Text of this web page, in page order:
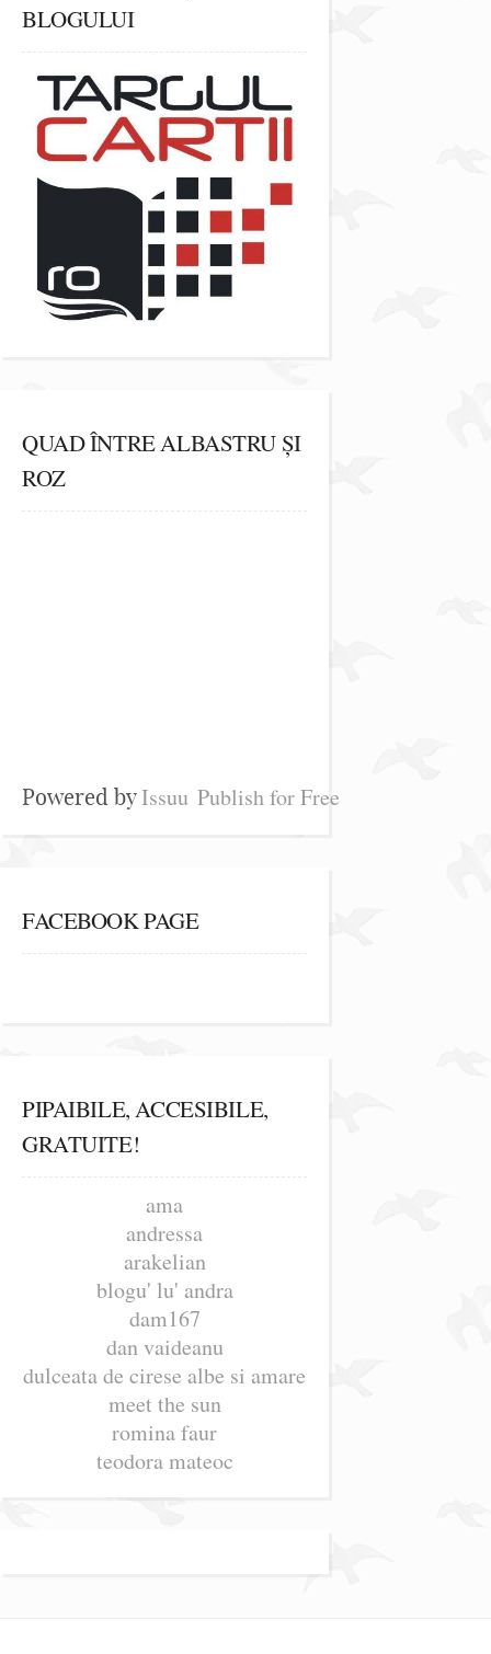
BLOGULUI
QUAD ÎNTRE ALBASTRU ȘI
ROZ
Powered byIssuu Publish for Free
FACEBOOK PAGE
PIPAIBILE, ACCESIBILE,
GRATUITE!
ama
andressa
arakelian
blogu' lu' andra
dam167
dan vaideanu
dulceata de cirese albe si amare
meet the sun
romina faur
teodora mateoc